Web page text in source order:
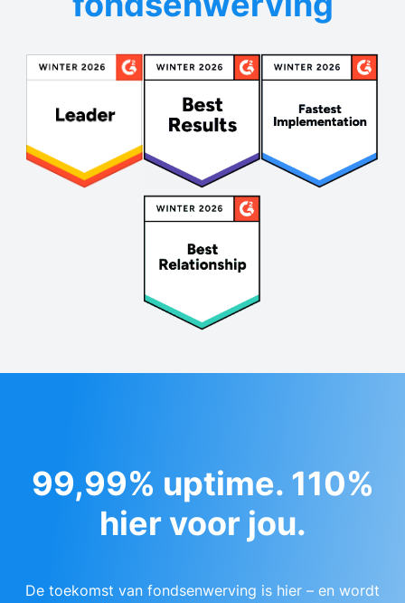
99,99% uptime. 110%
hier voor jou.
De toekomst van fondsenwerving is hier – en wordt